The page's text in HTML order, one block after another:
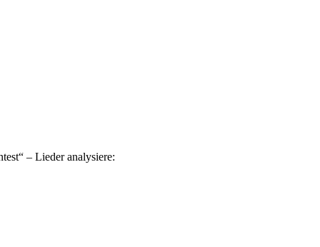
– Lieder analysiere: